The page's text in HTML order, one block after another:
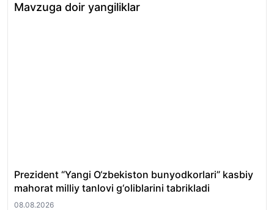
Mavzuga doir yangiliklar
Prezident “Yangi O‘zbekiston bunyodkorlari” kasbiy
mahorat milliy tanlovi g‘oliblarini tabrikladi
08.08.2026